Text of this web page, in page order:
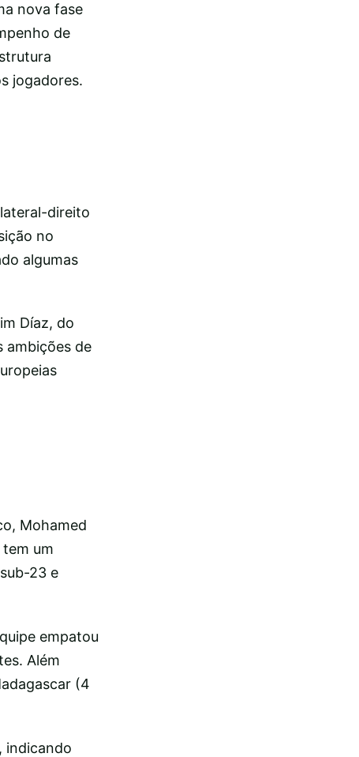
nova fase
de
jogadores.
direito
no
algumas
Díaz, do
ambições de
Mohamed
tem um
23 e
empatou
Além
(4
indicando